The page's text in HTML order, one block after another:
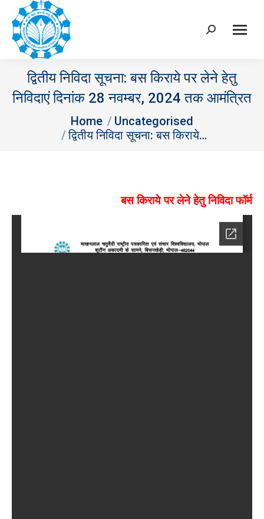
Search:
द्वितीय निविदा सूचना: बस किराये पर लेने हेतु
निविदाएं दिनांक 28 नवम्‍बर, 2024 तक आमंत्रित
Home
Uncategorised
द्वितीय निविदा सूचना: बस किराये…
बस किराये पर लेने हेतु निविदा फॉर्म